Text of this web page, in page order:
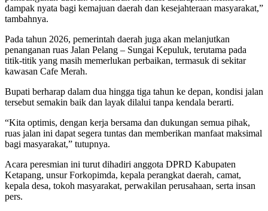
dampak nyata bagi kemajuan daerah dan kesejahteraan masyarakat,”
tambahnya.
Pada tahun 2026, pemerintah daerah juga akan melanjutkan
penanganan ruas Jalan Pelang – Sungai Kepuluk, terutama pada
titik-titik yang masih memerlukan perbaikan, termasuk di sekitar
kawasan Cafe Merah.
Bupati berharap dalam dua hingga tiga tahun ke depan, kondisi jalan
tersebut semakin baik dan layak dilalui tanpa kendala berarti.
“Kita optimis, dengan kerja bersama dan dukungan semua pihak,
ruas jalan ini dapat segera tuntas dan memberikan manfaat maksimal
bagi masyarakat,” tutupnya.
Acara peresmian ini turut dihadiri anggota DPRD Kabupaten
Ketapang, unsur Forkopimda, kepala perangkat daerah, camat,
kepala desa, tokoh masyarakat, perwakilan perusahaan, serta insan
pers.